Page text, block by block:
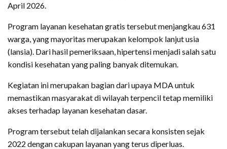
April 2026.
Program layanan kesehatan gratis tersebut menjangkau 631
warga, yang mayoritas merupakan kelompok lanjut usia
(lansia). Dari hasil pemeriksaan, hipertensi menjadi salah satu
kondisi kesehatan yang paling banyak ditemukan.
Kegiatan ini merupakan bagian dari upaya MDA untuk
memastikan masyarakat di wilayah terpencil tetap memiliki
akses terhadap layanan kesehatan dasar.
Program tersebut telah dijalankan secara konsisten sejak
2022 dengan cakupan layanan yang terus diperluas.